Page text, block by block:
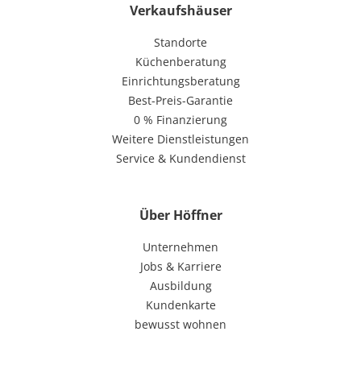
Verkaufshäuser
Standorte
Küchenberatung
Einrichtungsberatung
Best-Preis-Garantie
0 % Finanzierung
Weitere Dienstleistungen
Service & Kundendienst
Über Höffner
Unternehmen
Jobs & Karriere
Ausbildung
Kundenkarte
bewusst wohnen